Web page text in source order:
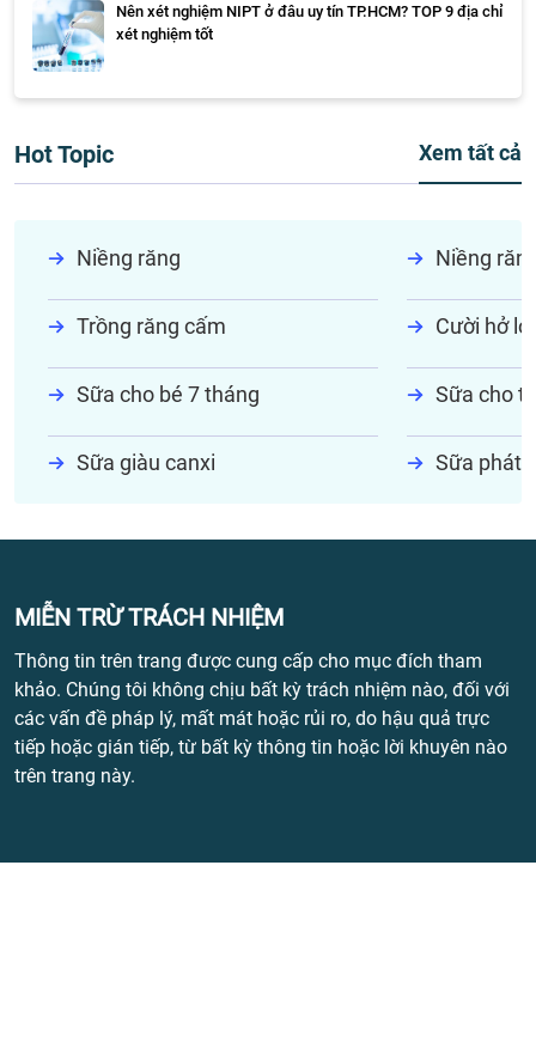
Nên xét nghiệm NIPT ở đâu uy tín TP.HCM? TOP 9 địa chỉ
xét nghiệm tốt
Hot Topic Xem tất cả
Niềng răng Niềng
Trồng răng cấm Cười hở lợi
Sữa cho bé 7 tháng Sữa cho
Sữa giàu canxi Sữa phát
MIỄN TRỪ TRÁCH NHIỆM
Thông tin trên trang được cung cấp cho mục đích tham
khảo. Chúng tôi không chịu bất kỳ trách nhiệm nào, đối với
các vấn đề pháp lý, mất mát hoặc rủi ro, do hậu quả trực
tiếp hoặc gián tiếp, từ bất kỳ thông tin hoặc lời khuyên nào
trên trang này.